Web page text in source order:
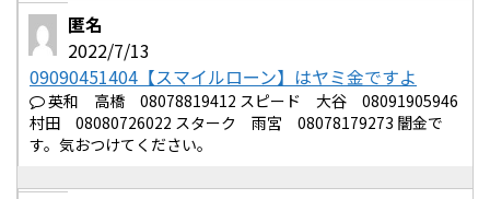
匿名
2022/7/13
09090451404【スマイルローン】はヤミ金ですよ
英和 高橋 08078819412 スピード 大谷 08091905946
村田 08080726022 スターク 雨宮 08078179273 闇金で
す。気おつけてください。